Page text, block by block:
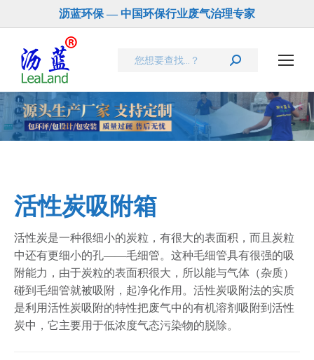
沥蓝环保 — 中国环保行业废气治理专家
Search:
您在这里：
活性炭吸附箱
活性炭是一种很细小的炭粒，有很大的表面积，而且炭粒
中还有更细小的孔——毛细管。这种毛细管具有很强的吸
附能力，由于炭粒的表面积很大，所以能与气体（杂质）
碰到毛细管就被吸附，起净化作用。活性炭吸附法的实质
是利用活性炭吸附的特性把废气中的有机溶剂吸附到活性
炭中，它主要用于低浓度气态污染物的脱除。